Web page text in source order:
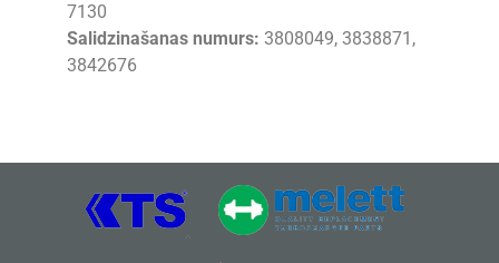
7130
Salidzinašanas numurs: 3808049, 3838871,
3842676